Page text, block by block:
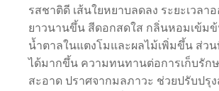
รสชาติดี เส้นใยหยาบลดลง ระยะเวลา
ยาวนานขึ้น สีดอกสดใส กลิ่นหอมเข้ม
น้ำตาลในแตงโมและผลไม้เพิ่มขึ้น ส่ว
ได้มากขึ้น ความทนทานต่อการเก็บรัก
สะอาด ปราศจากมลภาวะ ช่วยปรับปรุ